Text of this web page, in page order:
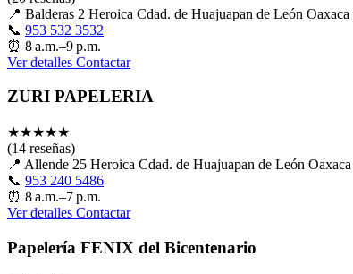
📍 Balderas 2 Heroica Cdad. de Huajuapan de León
📞 953 532 3532
⏰ 8 a.m.–9 p.m.
Ver detalles Contactar
ZURI PAPELERIA
★★★★★
(14 reseñas)
📍 Allende 25 Heroica Cdad. de Huajuapan de León
📞 953 240 5486
⏰ 8 a.m.–7 p.m.
Ver detalles Contactar
Papelería FENIX del Bicentenario